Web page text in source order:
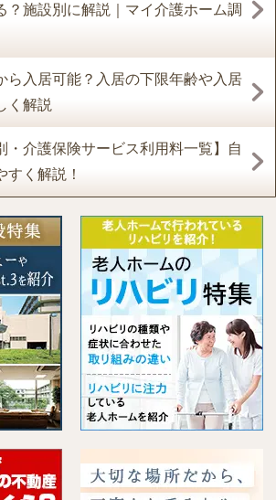
？施設別に解説｜マイ介護ホーム調
ら入居可能？入居の下限年齢や入居
く解説
・介護保険サービス利用料一覧】自
すく解説！